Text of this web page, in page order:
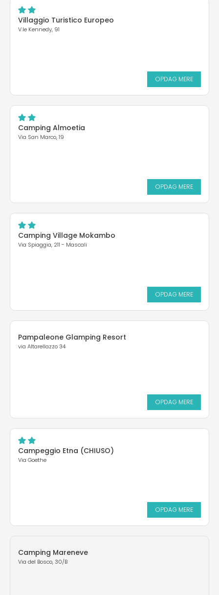
Villaggio Turistico Europeo
V.le Kennedy, 91
OPDAG MERE
Camping Almoetia
Via San Marco, 19
OPDAG MERE
Camping Village Mokambo
Via Spiaggia, 211 - Mascali
OPDAG MERE
Pampaleone Glamping Resort
via Altarellazzo 34
OPDAG MERE
Campeggio Etna (CHIUSO)
Via Goethe
OPDAG MERE
Camping Mareneve
Via del Bosco, 30/B